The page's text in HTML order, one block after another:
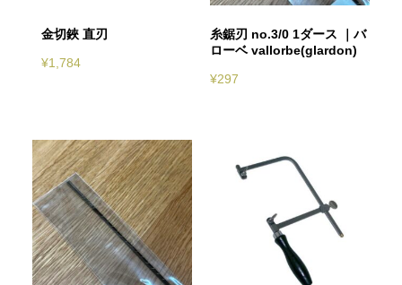
金切鋏 直刃
¥1,784
糸鋸刃 no.3/0 1ダース ｜バ
ローベ vallorbe(glardon)
¥297